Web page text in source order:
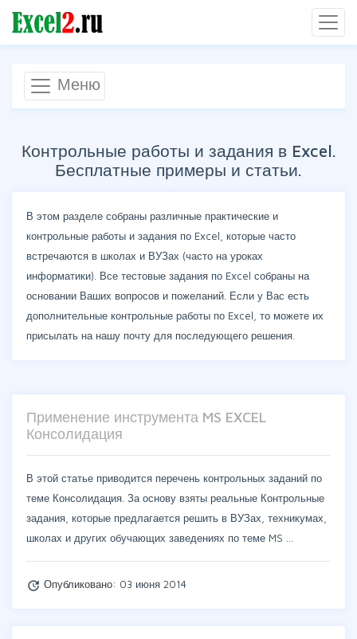
Меню
Контрольные работы и задания в Excel.
Бесплатные примеры и статьи.
В этом разделе собраны различные практические и
контрольные работы и задания по Excel, которые часто
встречаются в школах и ВУЗах (часто на уроках
информатики). Все тестовые задания по Excel собраны на
основании Ваших вопросов и пожеланий. Если у Вас есть
дополнительные контрольные работы по Excel, то можете их
присылать на нашу почту для последующего решения.
Применение инструмента MS EXCEL
Консолидация
В этой статье приводится перечень контрольных заданий по
теме Консолидация. За основу взяты реальные Контрольные
задания, которые предлагается решить в ВУЗах, техникумах,
школах и других обучающих заведениях по теме MS …
update Опубликовано: 03 июня 2014